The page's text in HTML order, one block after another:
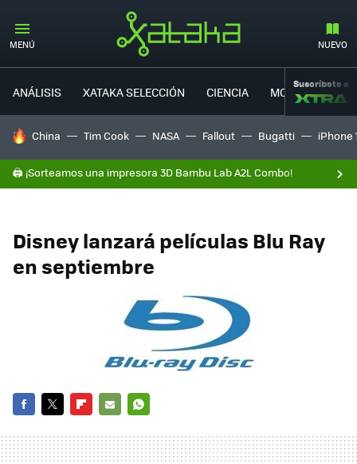
MENÚ NUEVO
ANÁLISIS XATAKA SELECCIÓN CIENCIA MOVILIDAD
Suscríbete a
HOY SE HABLA DE
China Tim Cook NASA Fallout Bugatti iPhone
🖨️ ¡Sorteamos una impresora 3D Bambu Lab A2L Combo!
Disney lanzará películas Blu Ray
en septiembre
MAIL